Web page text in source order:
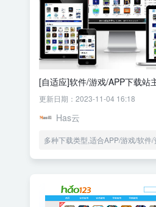
[自适应]软件/游戏/APP下载站
更新日期：2023-11-04 16:18
Has云
多种下载类型,适合APP/游戏/软件